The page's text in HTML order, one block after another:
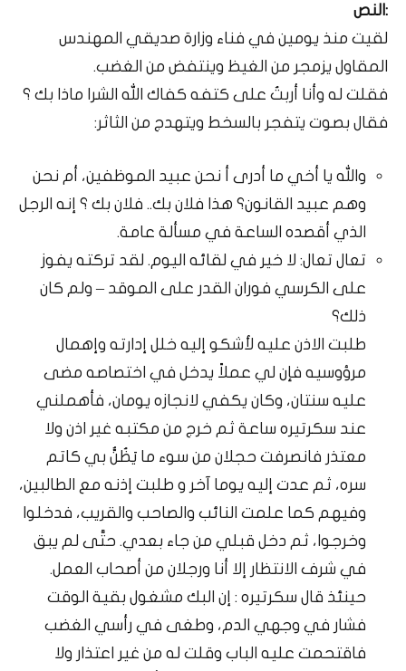
:النص
لقيت منذ يومين في فناء وزارة صديقي المهندس
المقاول يزمجر من الغيظ وينتفض من الغضب.
فقلت له وأنا أربتُ على كتفه كفاك الله الشرا ماذا بك ؟
فقال بصوت يتفجر بالسخط ويتهدج من الثاثر:
والله يا أخي ما أدرى أ نحن عبيد الموظفين، أم نحن
وهم عبيد القانون؟ هذا فلان بك.. فلان بك ؟ إنه الرجل
الذي أقصده الساعة في مسألة عامة.
تعال تعال: لا خير في لقائه اليوم. لقد تركته يفوز
على الكرسي فوران القدر على الموقد – ولم كان
ذلك؟
طلبت الاذن عليه لأشكو إليه خلل إدارته وإهمال
مرؤوسيه فإن لي عملاً يدخل في اختصاصه مضى
عليه سنتان، وكان يكفي لانجازه يومان، فأهملني
عند سكرتيره ساعة ثم خرج من مكتبه غير اذن ولا
معتذر فانصرفت حجلان من سوء ما يَظُنُّ بي كاتم
سره، ثم عدت إليه يوما آخر و طلبت إذنه مع الطالبين،
وفيهم كما علمت النائب والصاحب والقريب، فدخلوا
وخرجوا، ثم دخل قبلي من جاء بعدي. حتَّى لم يبق
في شرف الانتظار إلا أنا ورجلان من أصحاب العمل.
حينئذ قال سكرتيره : إن البك مشغول بقية الوقت
فشار في وجهي الدم، وطغى في رأسي الغضب
فاقتحمت عليه الباب وقلت له من غير اعتذار ولا